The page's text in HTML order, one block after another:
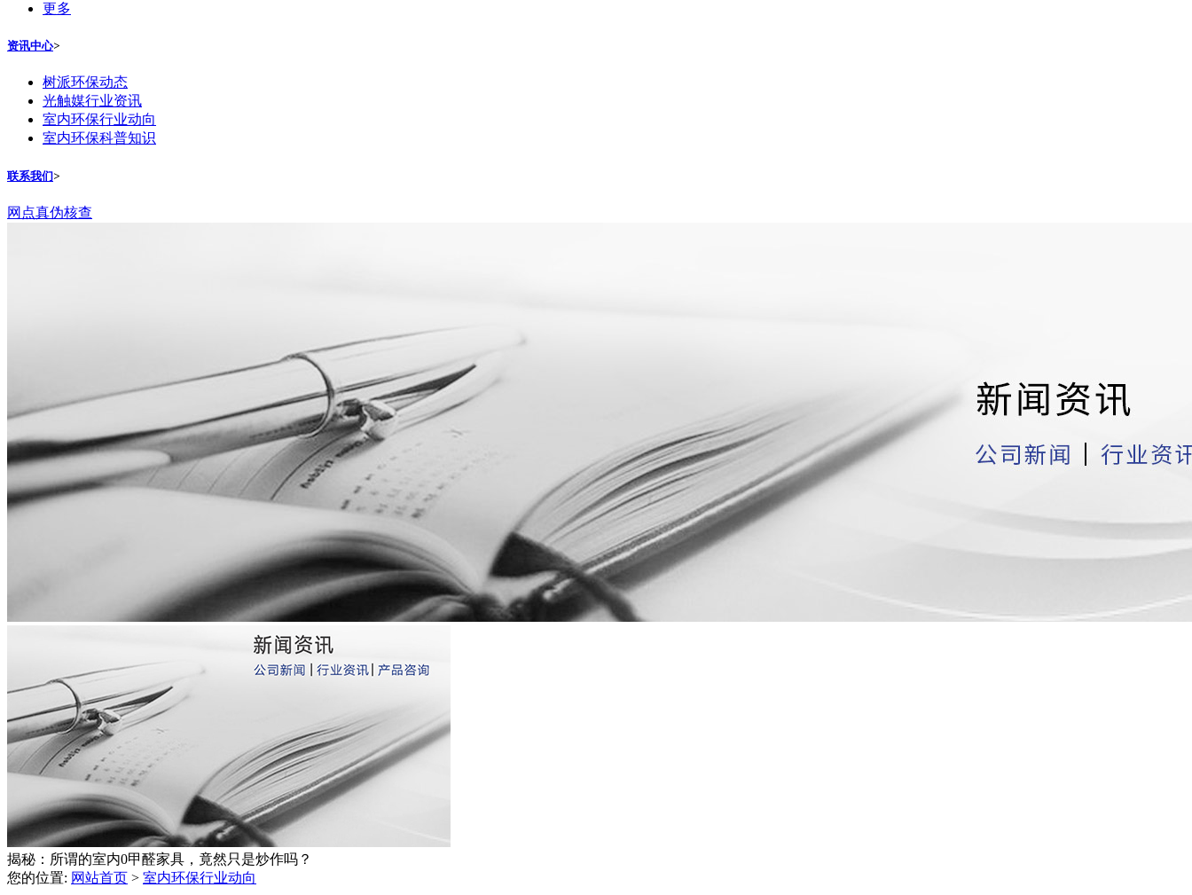
更多
资讯中心>
树派环保动态
光触媒行业资讯
室内环保行业动向
室内环保科普知识
联系我们>
网点真伪核查
揭秘：所谓的室内0甲醛家具，竟然只是炒作吗？
您的位置: 网站首页 > 室内环保行业动向